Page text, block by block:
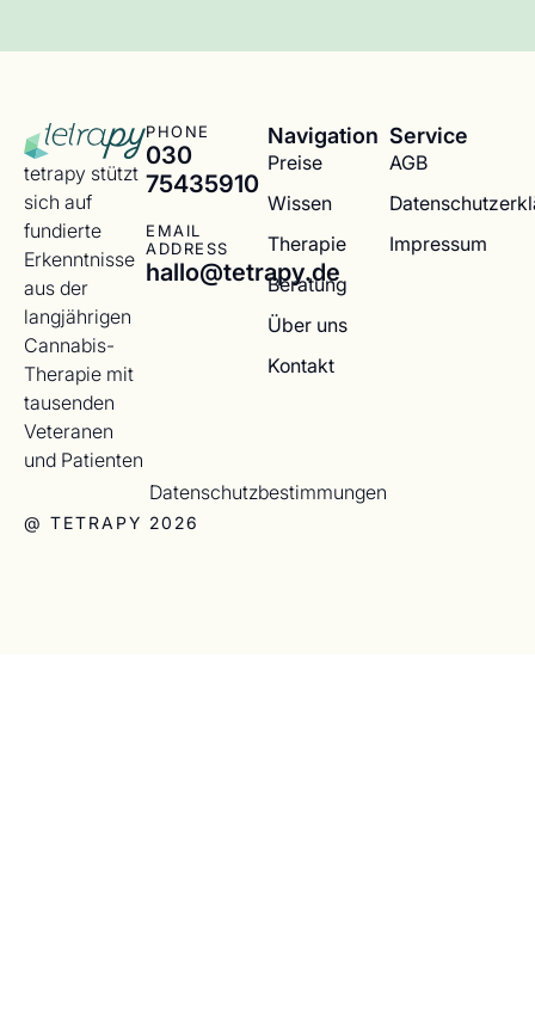
tetrapy stützt
sich auf
fundierte
Erkenntnisse
aus der
langjährigen
Cannabis-
Therapie mit
tausenden
Veteranen
und Patienten
PHONE
030
75435910
EMAIL
ADDRESS
hallo@tetrapy.de
Navigation
Preise
Wissen
Therapie
Beratung
Über uns
Kontakt
Service
AGB
Impressum
@ TETRAPY 2026
Datenschutzbestimmungen